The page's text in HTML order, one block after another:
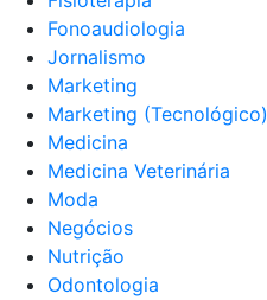
Fonoaudiologia
Jornalismo
Marketing
Marketing (Tecnológico)
Medicina
Medicina Veterinária
Moda
Negócios
Nutrição
Odontologia